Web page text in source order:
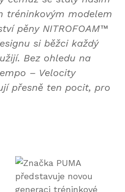
tréninkovým modelem
pěny NITROFOAM™
si běžci každý
Bez ohledu na
– Velocity
přesně ten pocit, pro